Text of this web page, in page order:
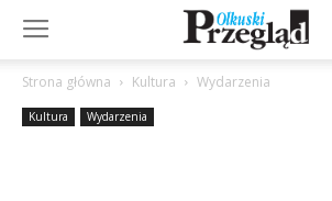
Strona główna Kultura Wydarzenia
Kultura Wydarzenia